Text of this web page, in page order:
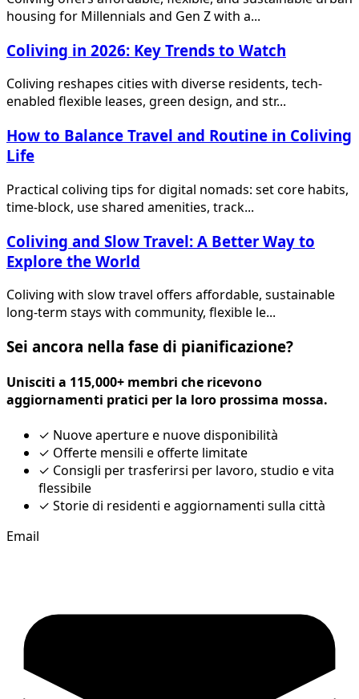
housing for Millennials and Gen Z with a...
Coliving in 2026: Key Trends to Watch
Coliving reshapes cities with diverse residents, tech-
enabled flexible leases, green design, and str...
How to Balance Travel and Routine in Coliving
Life
Practical coliving tips for digital nomads: set core habits,
time-block, use shared amenities, track...
Coliving and Slow Travel: A Better Way to
Explore the World
Coliving with slow travel offers affordable, sustainable
long-term stays with community, flexible le...
Sei ancora nella fase di pianificazione?
Unisciti a 115,000+ membri che ricevono
aggiornamenti pratici per la loro prossima mossa.
✓ Nuove aperture e nuove disponibilità
✓ Offerte mensili e offerte limitate
✓ Consigli per trasferirsi per lavoro, studio e vita
flessibile
✓ Storie di residenti e aggiornamenti sulla città
Email